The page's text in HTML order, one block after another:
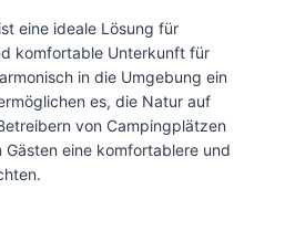
eine ideale Lösung für
komfortable Unterkunft für
in die Umgebung ein
es, die Natur auf
von Campingplätzen
eine komfortablere und